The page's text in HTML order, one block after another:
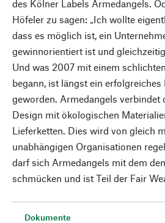
des Kölner Labels Armedangels.
Höfeler zu sagen: „Ich wollte
dass es möglich ist, ein
gewinnorientiert ist und
Und was 2007 mit einem
begann, ist längst ein erfolgreiches
geworden. Armedangels verbindet
Design mit ökologischen
Lieferketten. Dies wird von gleich
unabhängigen Organisationen
darf sich Armedangels mit dem
schmücken und ist Teil der Fair
Dokumente